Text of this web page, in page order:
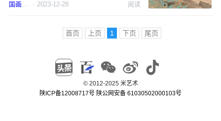
国画任伯年
· 2023-12-28 阅读
首页 上页 1 下页 尾页
© 2012-2025 米艺术
陕ICP备12008717号 陕公网安备 61030502000103号